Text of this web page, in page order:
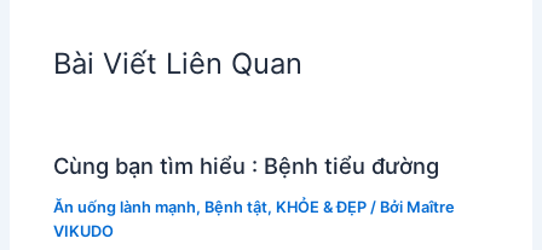
Bài Viết Liên Quan
Cùng bạn tìm hiểu : Bệnh tiểu đường
Ăn uống lành mạnh, Bệnh tật, KHỎE & ĐẸP / Bởi Maître
VIKUDO